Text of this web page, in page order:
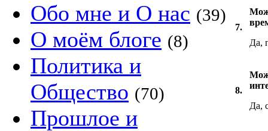
Обо мне и О нас (39)
О моём блоге (8)
Политика и
Общество (70)
Прошлое и
7.
Да,
8.
Да,